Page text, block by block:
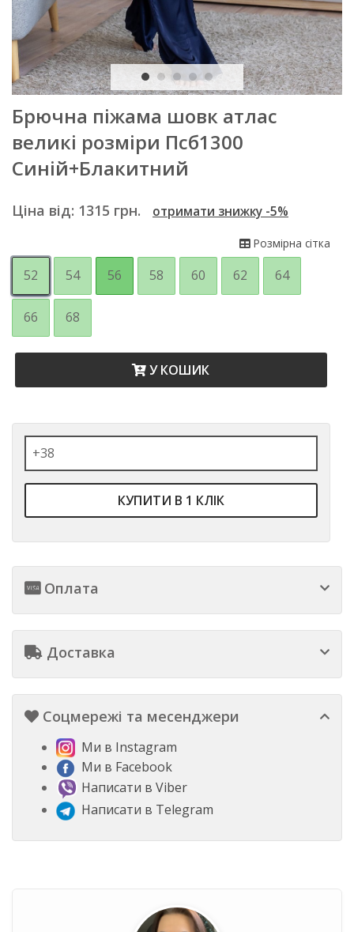
Брючна піжама шовк атлас
великі розміри Псб1300
Синій+Блакитний
Ціна від: 1315 грн. отримати знижку -5%
Розмірна сітка
52 54 56 58 60 62 64
66 68
У КОШИК
КУПИТИ В 1 КЛІК
Оплата
Доставка
Соцмережі та месенджери
Ми в Instagram
Ми в Facebook
Написати в Viber
Написати в Telegram